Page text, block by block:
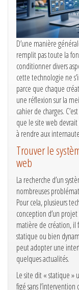
D’une manière
remplit pas toute la
conditionner divers
cette technologie ne
parce que chaque
une réflexion sur la
cahier de charges.
que le site web
à rendre aux
Trouver le
web
La recherche d’un
nombreuses
Pour cela, plusieurs
conception d’un
matière de création, il
statique ou bien
peut adopter une
quelques actualités.
Le site dit « statique »
figé sans